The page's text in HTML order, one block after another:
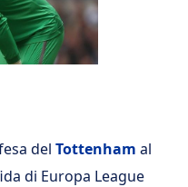
del Tottenham al
di Europa League